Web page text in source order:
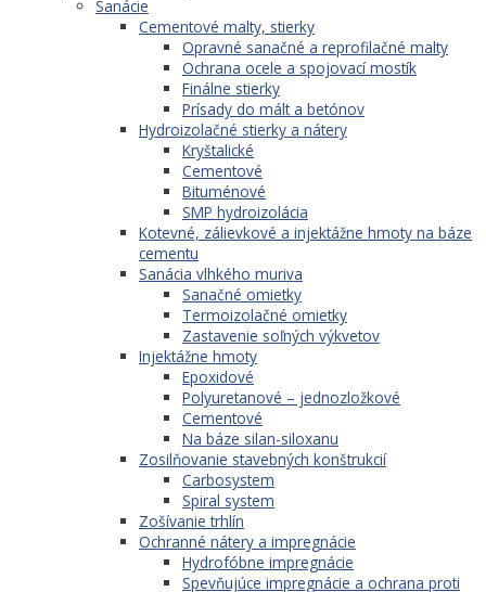
Sanácie
Cementové malty, stierky
Opravné sanačné a reprofilačné malty
Ochrana ocele a spojovací mostík
Finálne stierky
Prísady do mált a betónov
Hydroizolačné stierky a nátery
Kryštalické
Cementové
Bituménové
SMP hydroizolácia
Kotevné, zálievkové a injektážne hmoty na báze
cementu
Sanácia vlhkého muriva
Sanačné omietky
Termoizolačné omietky
Zastavenie soľných výkvetov
Injektážne hmoty
Epoxidové
Polyuretanové – jednozložkové
Cementové
Na báze silan-siloxanu
Zosilňovanie stavebných konštrukcií
Carbosystem
Spiral system
Zošívanie trhlín
Ochranné nátery a impregnácie
Hydrofóbne impregnácie
Spevňujúce impregnácie a ochrana proti